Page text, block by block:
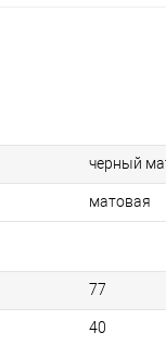
черный
матовая
77
40